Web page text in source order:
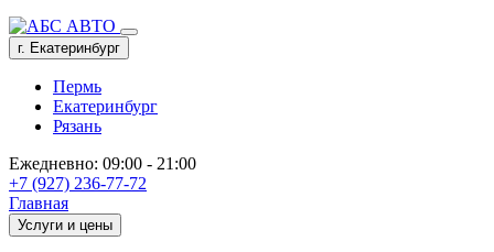
г. Екатеринбург
Пермь
Екатеринбург
Рязань
Ежедневно: 09:00 - 21:00
+7 (927) 236-77-72
Главная
Услуги и цены